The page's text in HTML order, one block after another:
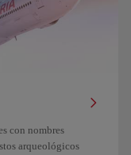
con nombres
arqueológicos